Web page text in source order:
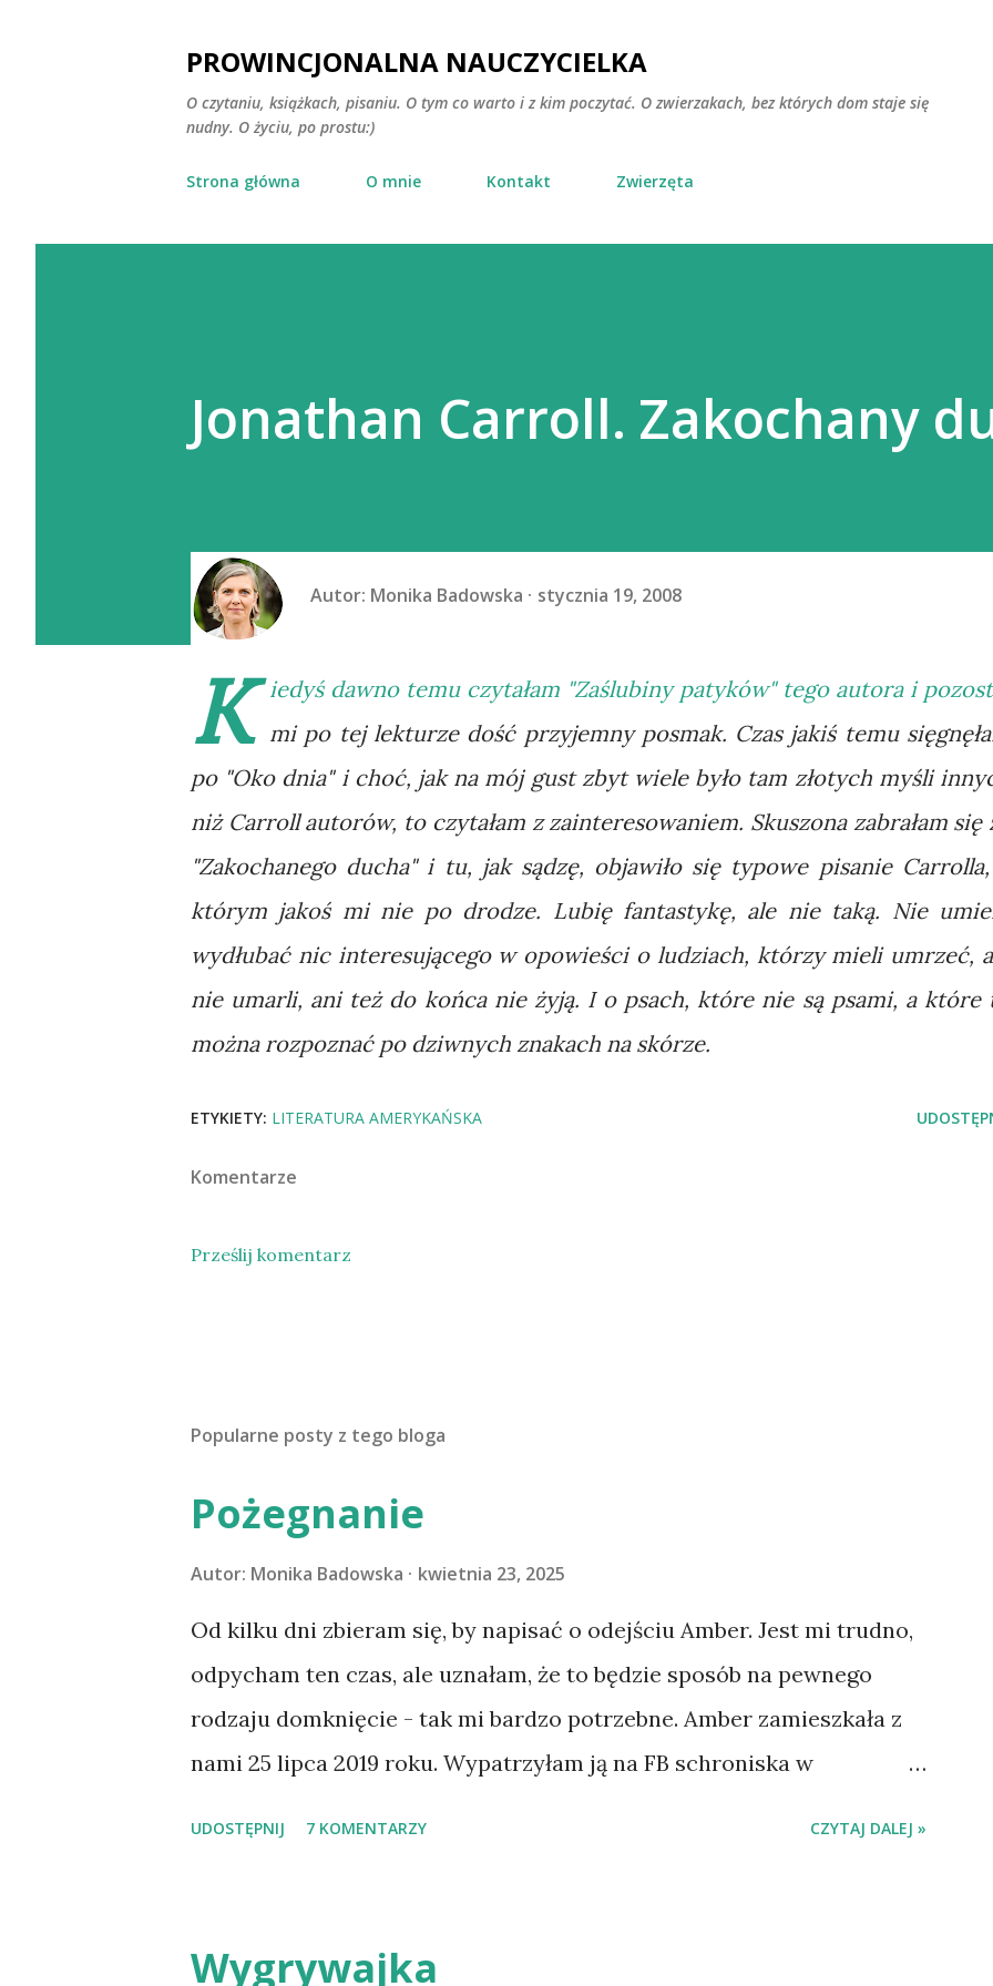
PROWINCJONALNA NAUCZYCIELKA
O czytaniu, książkach, pisaniu. O tym co warto i z kim poczytać. O zwierzakach, bez których dom staje się
nudny. O życiu, po prostu:)
Strona główna O mnie Kontakt Zwierzęta
Jonathan Carroll. Zakochany
Autor: Monika Badowska stycznia 19, 2008
K
iedyś dawno temu czytałam "Zaślubiny patyków" tego autora i
mi po tej lekturze dość przyjemny posmak. Czas jakiś temu
po "Oko dnia" i choć, jak na mój gust zbyt wiele było tam złotych myśli
niż Carroll autorów, to czytałam z zainteresowaniem. Skuszona zabrałam się
"Zakochanego ducha" i tu, jak sądzę, objawiło się typowe pisanie
którym jakoś mi nie po drodze. Lubię fantastykę, ale nie taką. Nie
wydłubać nic interesującego w opowieści o ludziach, którzy mieli umrzeć,
nie umarli, ani też do końca nie żyją. I o psach, które nie są psami, a które
można rozpoznać po dziwnych znakach na skórze.
ETYKIETY: LITERATURA AMERYKAŃSKA
Komentarze
Prześlij komentarz
Popularne posty z tego bloga
Pożegnanie
Autor: Monika Badowska kwietnia 23, 2025
Od kilku dni zbieram się, by napisać o odejściu Amber. Jest mi trudno,
odpycham ten czas, ale uznałam, że to będzie sposób na pewnego
rodzaju domknięcie - tak mi bardzo potrzebne. Amber zamieszkała z
nami 25 lipca 2019 roku. Wypatrzyłam ją na FB schroniska w
UDOSTĘPNIJ 7 KOMENTARZY CZYTAJ DALEJ »
Wygrywajka